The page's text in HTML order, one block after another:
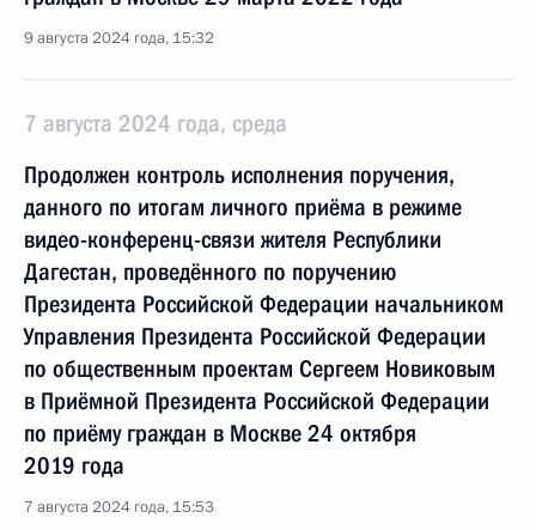
9 августа 2024 года, 15:32
7 августа 2024 года, среда
Продолжен контроль исполнения поручения,
данного по итогам личного приёма в режиме
видео-конференц-связи жителя Республики
Дагестан, проведённого по поручению
Президента Российской Федерации начальником
Управления Президента Российской Федерации
по общественным проектам Сергеем Новиковым
в Приёмной Президента Российской Федерации
по приёму граждан в Москве 24 октября
2019 года
7 августа 2024 года, 15:53